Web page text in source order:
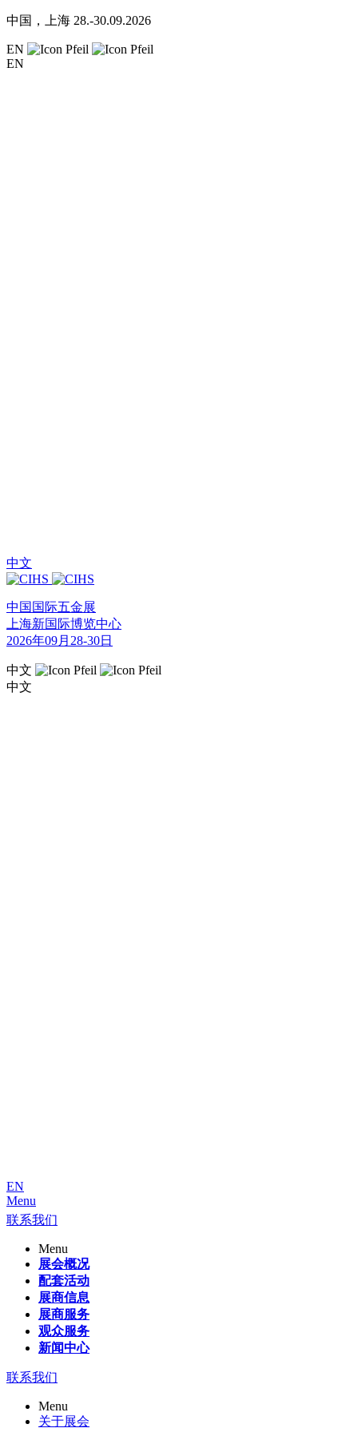
中国，上海 28.-30.09.2026
EN
EN
中文
中国国际五金展
上海新国际博览中心
2026年09月28-30日
中文
中文
EN
Menu
联系我们
Menu
展会概况
配套活动
展商信息
展商服务
观众服务
新闻中心
联系我们
Menu
关于展会